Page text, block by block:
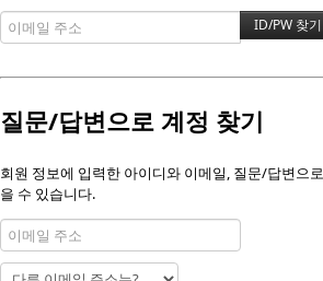
질문/답변으로 계정 찾기
회원 정보에 입력한 아이디와 이메일, 질문/답변으
을 수 있습니다.